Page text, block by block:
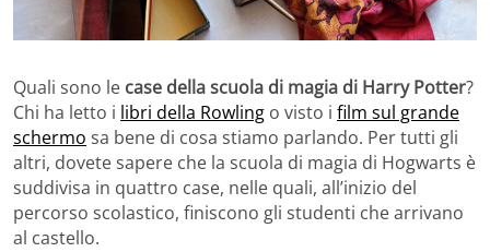
Quali sono le case della scuola di magia di Harry Potter?
Chi ha letto i libri della Rowling o visto i film sul grande
schermo sa bene di cosa stiamo parlando. Per tutti gli
altri, dovete sapere che la scuola di magia di Hogwarts è
suddivisa in quattro case, nelle quali, all’inizio del
percorso scolastico, finiscono gli studenti che arrivano
al castello.